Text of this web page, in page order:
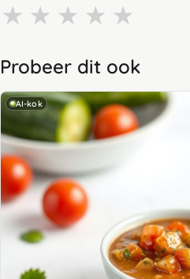
★ ★ ★ ★ ★
Probeer dit ook
AI-kok